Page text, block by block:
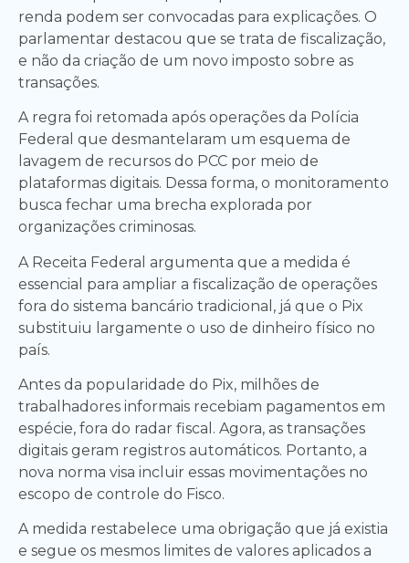
renda podem ser convocadas para explicações. O
parlamentar destacou que se trata de fiscalização,
e não da criação de um novo imposto sobre as
transações.
A regra foi retomada após operações da Polícia
Federal que desmantelaram um esquema de
lavagem de recursos do PCC por meio de
plataformas digitais. Dessa forma, o monitoramento
busca fechar uma brecha explorada por
organizações criminosas.
A Receita Federal argumenta que a medida é
essencial para ampliar a fiscalização de operações
fora do sistema bancário tradicional, já que o Pix
substituiu largamente o uso de dinheiro físico no
país.
Antes da popularidade do Pix, milhões de
trabalhadores informais recebiam pagamentos em
espécie, fora do radar fiscal. Agora, as transações
digitais geram registros automáticos. Portanto, a
nova norma visa incluir essas movimentações no
escopo de controle do Fisco.
A medida restabelece uma obrigação que já existia
e segue os mesmos limites de valores aplicados a